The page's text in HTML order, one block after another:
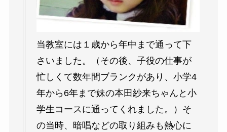
当教室には１歳から年中まで通って下
さいました。（その後、子役の仕事が
忙しくて数年間ブランクがあり、小学4
年から6年まで妹の本田紗来ちゃんと小
学生コースに通ってくれました。）そ
の当時、暗唱などの取り組みも熱心に